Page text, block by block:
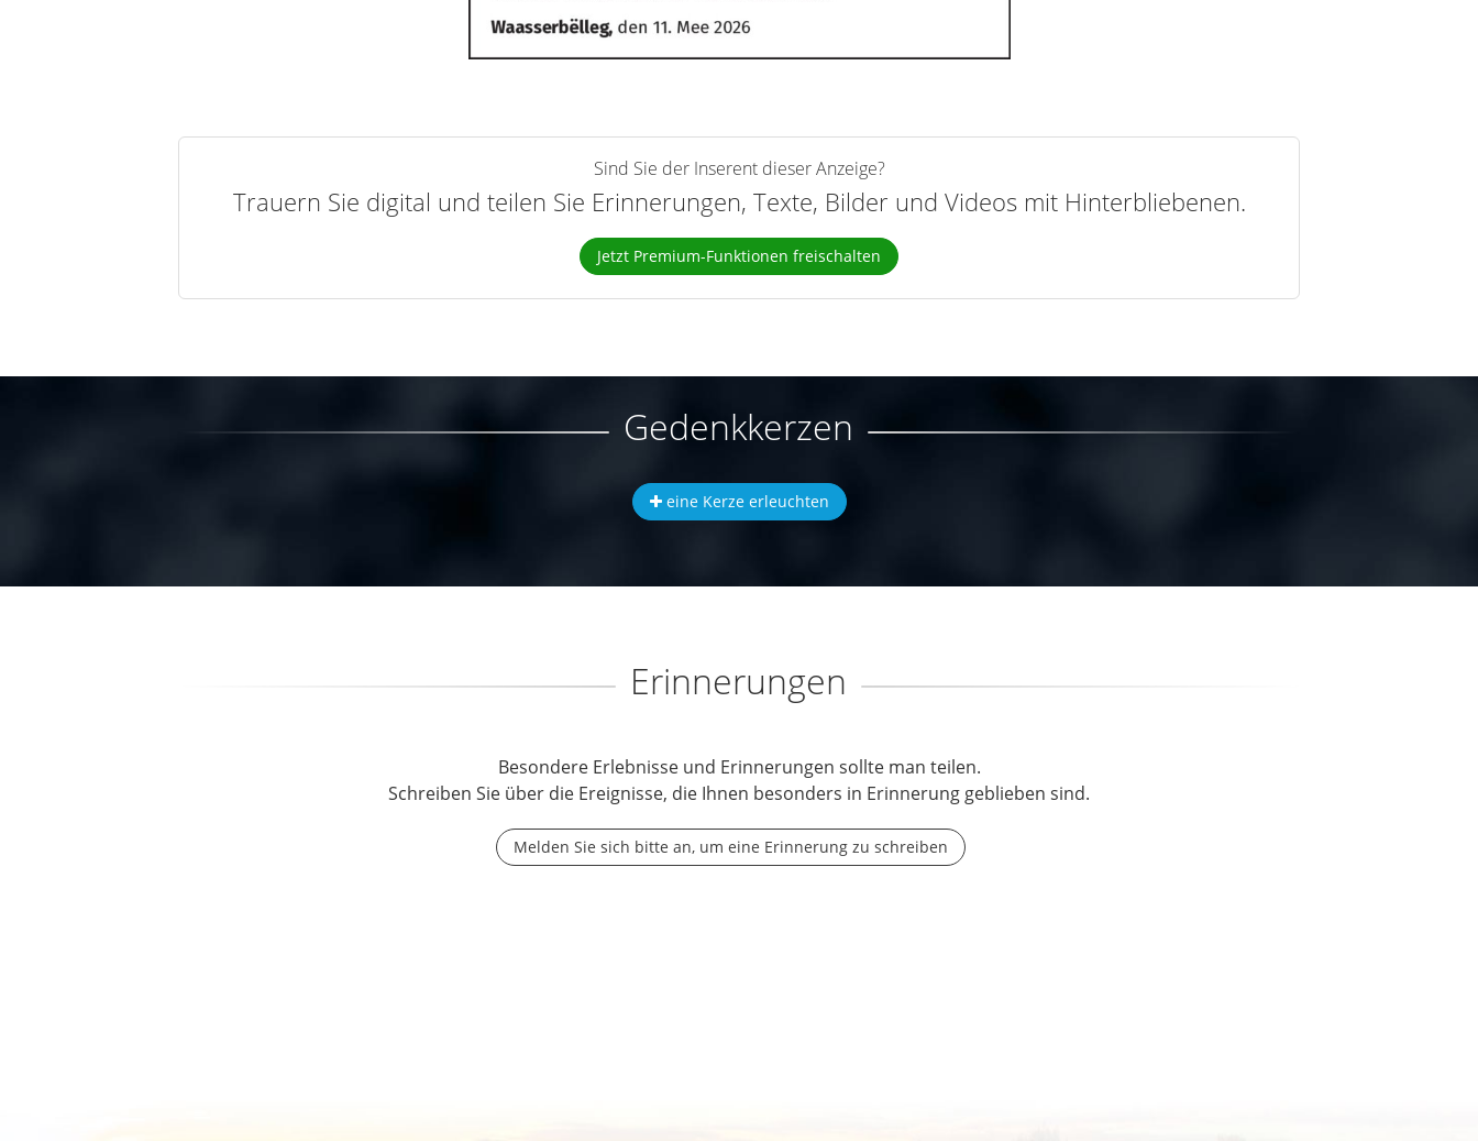
Sind Sie der Inserent dieser Anzeige?
Trauern Sie digital und teilen Sie Erinnerungen, Texte, Bilder und Videos mit Hinterbliebenen.
Jetzt Premium-Funktionen freischalten
Gedenkkerzen
eine Kerze erleuchten
Erinnerungen
Besondere Erlebnisse und Erinnerungen sollte man teilen.
Schreiben Sie über die Ereignisse, die Ihnen besonders in Erinnerung geblieben sind.
Melden Sie sich bitte an, um eine Erinnerung zu schreiben